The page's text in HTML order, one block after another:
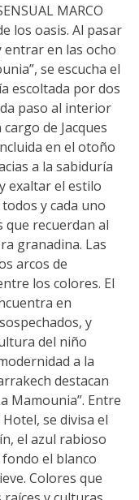
MARCO
los oasis. Al pasar
entrar en las ocho
se escucha el
escoltada por dos
paso al interior
de Jacques
en el otoño
a la sabiduría
exaltar el estilo
y cada uno
que recuerdan al
granadina. Las
arcos de
los colores. El
en
y
del niño
a la
destacan
Mamounia”. Entre
se divisa el
el azul rabioso
el blanco
Colores que